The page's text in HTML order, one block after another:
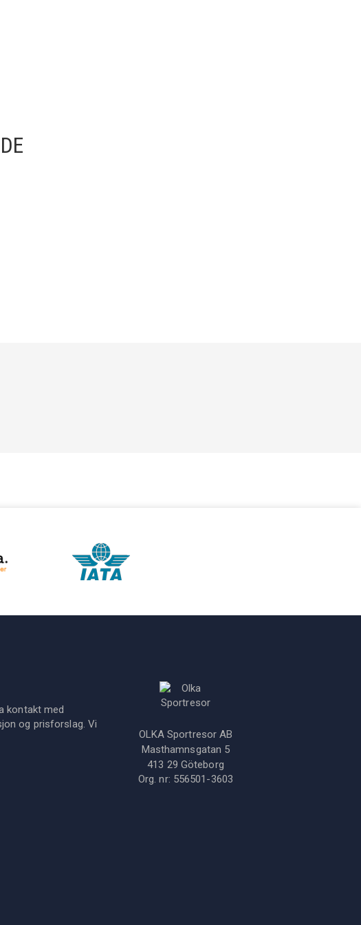
kontakt med
og prisforslag. Vi
OLKA Sportresor AB
Masthamnsgatan 5
413 29 Göteborg
Org. nr: 556501-3603